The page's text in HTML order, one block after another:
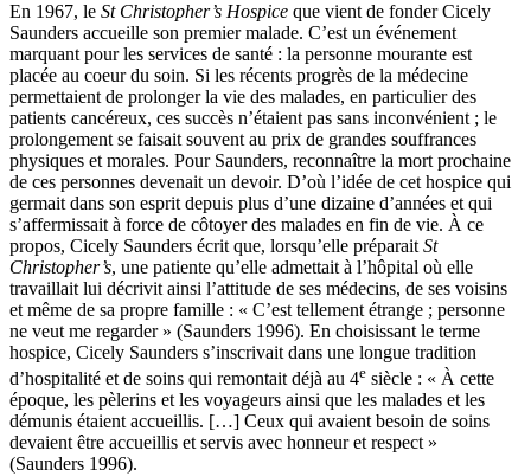
En 1967, le St Christopher’s Hospice que vient de fonder Cicely
Saunders accueille son premier malade. C’est un événement
marquant pour les services de santé : la personne mourante est
placée au coeur du soin. Si les récents progrès de la médecine
permettaient de prolonger la vie des malades, en particulier des
patients cancéreux, ces succès n’étaient pas sans inconvénient ; le
prolongement se faisait souvent au prix de grandes souffrances
physiques et morales. Pour Saunders, reconnaître la mort prochaine
de ces personnes devenait un devoir. D’où l’idée de cet hospice qui
germait dans son esprit depuis plus d’une dizaine d’années et qui
s’affermissait à force de côtoyer des malades en fin de vie. À ce
propos, Cicely Saunders écrit que, lorsqu’elle préparait St
Christopher’s, une patiente qu’elle admettait à l’hôpital où elle
travaillait lui décrivit ainsi l’attitude de ses médecins, de ses voisins
et même de sa propre famille : « C’est tellement étrange ; personne
ne veut me regarder » (Saunders 1996). En choisissant le terme
hospice, Cicely Saunders s’inscrivait dans une longue tradition
d’hospitalité et de soins qui remontait déjà au 4e siècle : « À cette
époque, les pèlerins et les voyageurs ainsi que les malades et les
démunis étaient accueillis. […] Ceux qui avaient besoin de soins
devaient être accueillis et servis avec honneur et respect »
(Saunders 1996).